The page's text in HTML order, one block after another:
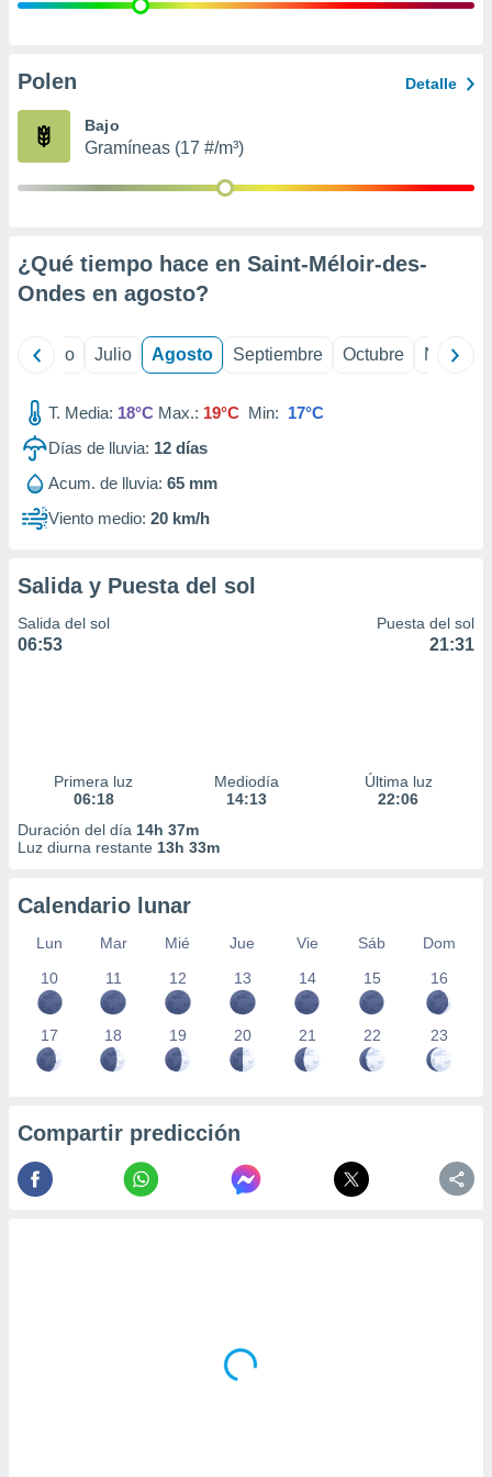
e
publicidad
Polen Detalle
Bajo
Gramíneas (17 #/m³)
¿Qué tiempo hace en Saint-Méloir-des-
Ondes en agosto?
Junio Julio Agosto Septiembre Octubre
T. Media: 18°C Max.: 19°C Min: 17°C
Días de lluvia: 12 días
Acum. de lluvia: 65 mm
Viento medio: 20 km/h
Salida y Puesta del sol
Salida del sol
06:53
Puesta del sol
21:31
Primera luz
06:18
Mediodía
14:13
Última luz
22:06
Duración del día 14h 37m
Luz diurna restante 13h 33m
Calendario lunar
Lun Mar Mié Jue Vie Sáb
Dom
10
11 12 13 14 15 16
17 18 19 20 21 22 23
Compartir predicción